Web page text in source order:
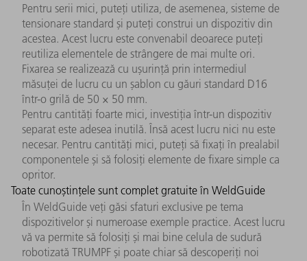
Pentru serii mici, puteți utiliza, de asemenea, sisteme de
tensionare standard și puteți construi un dispozitiv din
acestea. Acest lucru este convenabil deoarece puteți
reutiliza elementele de strângere de mai multe ori.
Fixarea se realizează cu ușurință prin intermediul
măsuței de lucru cu un șablon cu găuri standard D16
într-o grilă de 50 × 50 mm.
Pentru cantități foarte mici, investiția într-un dispozitiv
separat este adesea inutilă. Însă acest lucru nici nu este
necesar. Pentru cantități mici, puteți să fixați în prealabil
componentele și să folosiți elemente de fixare simple ca
opritor.
Toate cunoștințele sunt complet gratuite în WeldGuide
În WeldGuide veți găsi sfaturi exclusive pe tema
dispozitivelor și numeroase exemple practice. Acest lucru
vă va permite să folosiți și mai bine celula de sudură
robotizată TRUMPF și poate chiar să descoperiți noi